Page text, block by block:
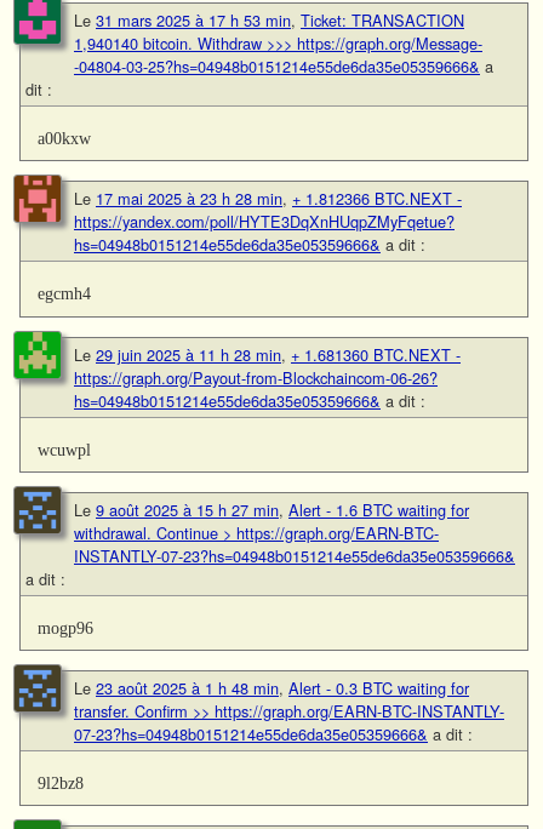
Le 31 mars 2025 à 17 h 53 min, Ticket: TRANSACTION
1,940140 bitcoin. Withdraw >>> https://graph.org/Message-
-04804-03-25?hs=04948b0151214e55de6da35e05359666& a
dit :
a00kxw
Le 17 mai 2025 à 23 h 28 min, + 1.812366 BTC.NEXT -
https://yandex.com/poll/HYTE3DqXnHUqpZMyFqetue?
hs=04948b0151214e55de6da35e05359666& a dit :
egcmh4
Le 29 juin 2025 à 11 h 28 min, + 1.681360 BTC.NEXT -
https://graph.org/Payout-from-Blockchaincom-06-26?
hs=04948b0151214e55de6da35e05359666& a dit :
wcuwpl
Le 9 août 2025 à 15 h 27 min, Alert - 1.6 BTC waiting for
withdrawal. Continue > https://graph.org/EARN-BTC-
INSTANTLY-07-23?hs=04948b0151214e55de6da35e05359666&
a dit :
mogp96
Le 23 août 2025 à 1 h 48 min, Alert - 0.3 BTC waiting for
transfer. Confirm >> https://graph.org/EARN-BTC-INSTANTLY-
07-23?hs=04948b0151214e55de6da35e05359666& a dit :
9l2bz8